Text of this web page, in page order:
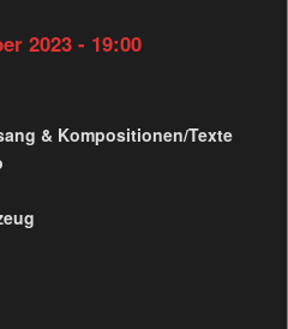
2023 - 19:00
& Kompositionen/Texte